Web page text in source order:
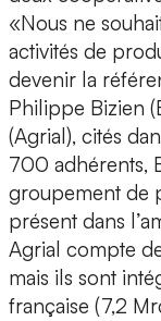
«Nous ne
activités de
devenir la
Philippe Bizien
(Agrial), cités
700 adhérents,
groupement de
présent dans
Agrial compte
mais ils sont
française (7,2